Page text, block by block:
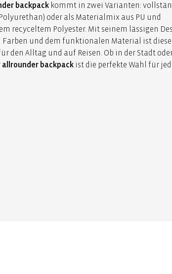
backpack kommt in zwei Varianten:
oder als Materialmix aus PU und
recyceltem Polyester. Mit seinem lässigen
Farben und dem funktionalen Material ist
den Alltag und auf Reisen. Ob in der Stadt
allrounder backpack ist die perfekte Wahl für